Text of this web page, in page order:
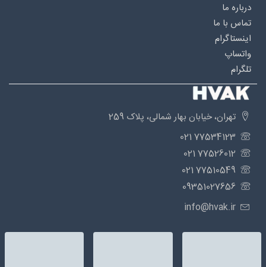
درباره‌ ما
تماس با ما
اینستاگرام
واتساپ
تلگرام
تهران، خیابان بهار شمالی، پلاک 259
77534123 021
77526012 021
77510549 021
09351027656
info@hvak.ir